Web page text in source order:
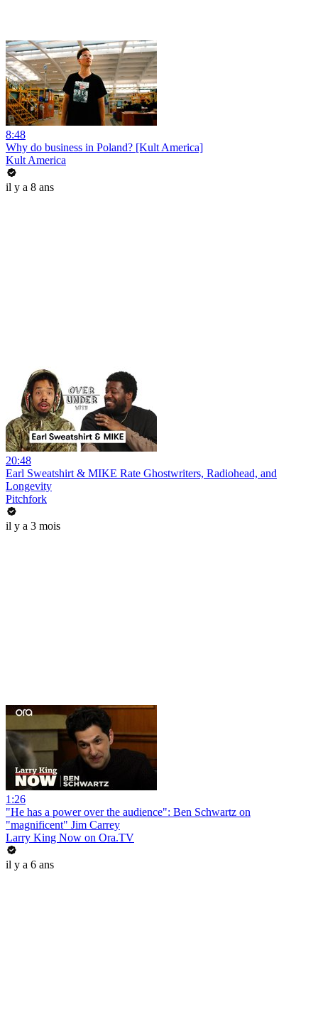
8:48
Why do business in Poland? [Kult America]
Kult America
il y a 8 ans
20:48
Earl Sweatshirt & MIKE Rate Ghostwriters, Radiohead, and
Longevity
Pitchfork
il y a 3 mois
1:26
"He has a power over the audience": Ben Schwartz on
"magnificent" Jim Carrey
Larry King Now on Ora.TV
il y a 6 ans